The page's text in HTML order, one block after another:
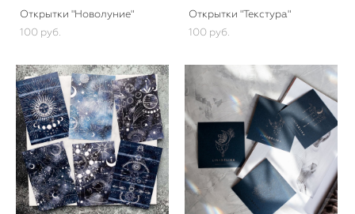
Открытки "Новолуние"
100 pуб.
Открытки "Текстура"
100 pуб.